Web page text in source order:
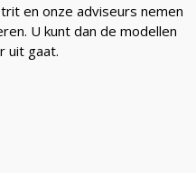
en onze adviseurs nemen
U kunt dan de modellen
uit gaat.